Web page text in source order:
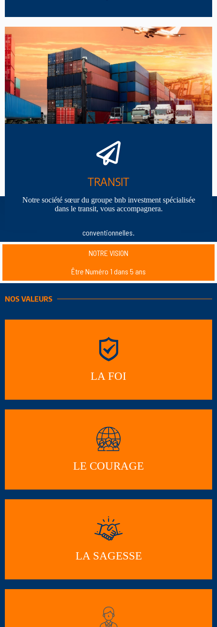
TRANSIT
Notre société sœur du groupe bnb investment spécialisée
dans le transit, vous accompagnera.
NOTRE MISSION
conventionnelles.
NOTRE VISION
Être Numéro 1 dans 5 ans
NOS VALEURS
LA FOI
LE COURAGE
LA SAGESSE